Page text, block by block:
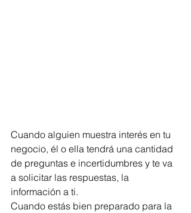
Cuando alguien muestra interés en tu
negocio, él o ella tendrá una cantidad
de preguntas e incertidumbres y te va
a solicitar las respuestas, la
información a ti.
Cuando estás bien preparado para la